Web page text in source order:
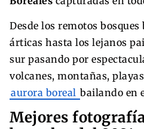
Desde los remotos
árticas hasta los lejanos
sur pasando por
volcanes, montañas,
aurora boreal bailando en
Mejores